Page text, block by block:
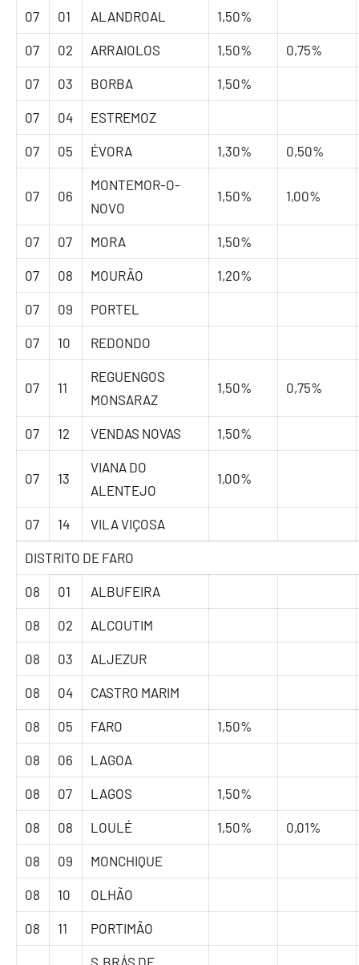
07 01 ALANDROAL 1,50%
07 02 ARRAIOLOS 1,50% 0,75%
07 03 BORBA 1,50%
07 04 ESTREMOZ
07 05 ÉVORA 1,30% 0,50%
07 06
MONTEMOR-O-
NOVO
1,50% 1,00%
07 07 MORA 1,50%
07 08 MOURÃO 1,20%
07 09 PORTEL
07 10 REDONDO
07 11
REGUENGOS
MONSARAZ
1,50% 0,75%
07 12 VENDAS NOVAS 1,50%
07 13
VIANA DO
ALENTEJO
1,00%
07 14 VILA VIÇOSA
DISTRITO DE FARO
08 01 ALBUFEIRA
08 02 ALCOUTIM
08 03 ALJEZUR
08 04 CASTRO MARIM
08 05 FARO 1,50%
08 06 LAGOA
08 07 LAGOS 1,50%
08 08 LOULÉ 1,50% 0,01%
08 09 MONCHIQUE
08 10 OLHÃO
08 11 PORTIMÃO